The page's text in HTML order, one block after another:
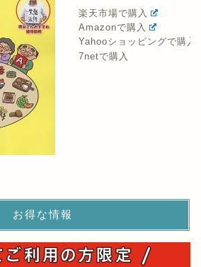
楽天市場で購入
Amazonで購入
Yahooショッピングで購入
7netで購入
お得な情報